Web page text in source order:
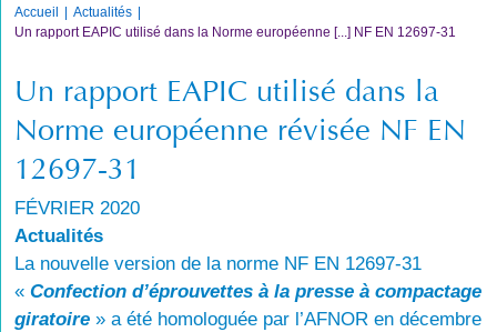
Accueil
Actualités
Un rapport EAPIC utilisé dans la Norme européenne [...] NF EN 12697-31
Un rapport EAPIC utilisé dans la
Norme européenne révisée NF EN
12697-31
FÉVRIER 2020
Actualités
La nouvelle version de la norme NF EN 12697-31
« Confection d’éprouvettes à la presse à compactage
giratoire » a été homologuée par l’AFNOR en décembre